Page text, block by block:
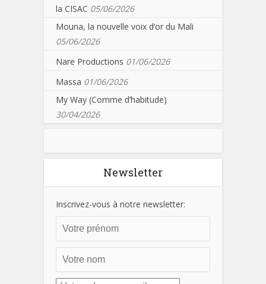
la CISAC 05/06/2026
Mouna, la nouvelle voix d’or du Mali
05/06/2026
Nare Productions 01/06/2026
Massa 01/06/2026
My Way (Comme d’habitude)
30/04/2026
Newsletter
Inscrivez-vous à notre newsletter: